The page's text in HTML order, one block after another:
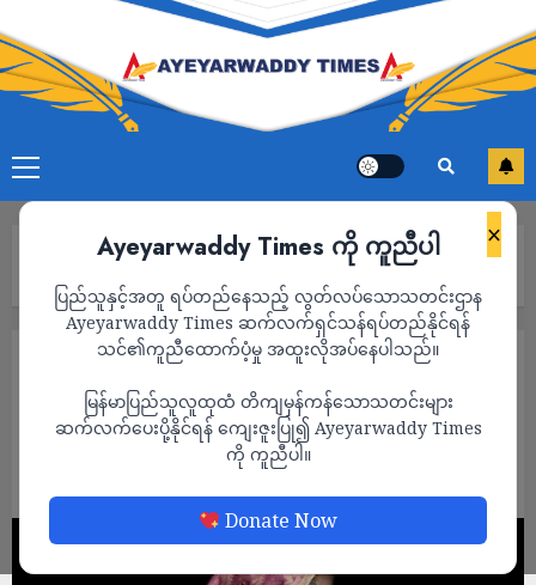
×
Ayeyarwaddy Times ကို ကူညီပါ
ပြည်သူနှင့်အတူ ရပ်တည်နေသည့် လွတ်လပ်သောသတင်းဌာန
Ayeyarwaddy Times ဆက်လက်ရှင်သန်ရပ်တည်နိုင်ရန်
သင်၏ကူညီထောက်ပံ့မှု အထူးလိုအပ်နေပါသည်။
မြန်မာပြည်သူလူထုထံ တိကျမှန်ကန်သောသတင်းများ
ဆက်လက်ပေးပို့နိုင်ရန် ကျေးဇူးပြု၍ Ayeyarwaddy Times
ကို ကူညီပါ။
Donate Now
ရှိတ်ခ်ဟာစီနာ ဘင်္ဂလားဒေ့ရှ်သို့ ပြန်မလာဘူးလို့
သားဖြစ်သူ ပြော